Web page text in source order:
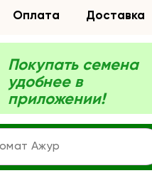
Оплата Доставка
Покупать семена
удобнее в
приложении!